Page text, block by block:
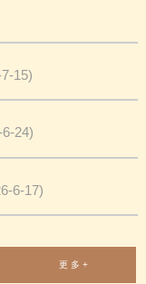
15)
24)
6-17)
更 多 +